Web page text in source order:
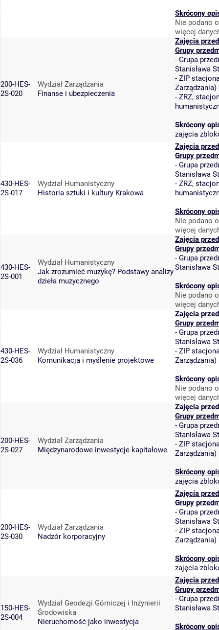
Skrócony
Nie podano
więcej
200-HES-
2S-020
Wydział Zarządzania
Finanse i ubezpieczenia
Zajęcia
Grupy
- Grupa
Stanisława
- ZIP
Zarządzania)
- ZRZ,
Skrócony
zajęcia
430-HES-
2S-017
Wydział Humanistyczny
Historia sztuki i kultury Krakowa
Zajęcia
Grupy
- Grupa
Stanisława
- ZRZ,
Skrócony
Nie podano
więcej
430-HES-
2S-001
Wydział Humanistyczny
Jak zrozumieć muzykę? Podstawy analizy
dzieła muzycznego
Zajęcia
Grupy
- Grupa
Stanisława
Skrócony
Nie podano
więcej
430-HES-
2S-036
Wydział Humanistyczny
Komunikacja i myślenie projektowe
Zajęcia
Grupy
- Grupa
Stanisława
- ZIP
Zarządzania)
Skrócony
Nie podano
więcej
200-HES-
2S-027
Wydział Zarządzania
Międzynarodowe inwestycje kapitałowe
Zajęcia
Grupy
- Grupa
Stanisława
- ZIP
Zarządzania)
Skrócony
zajęcia
200-HES-
2S-030
Wydział Zarządzania
Nadzór korporacyjny
Zajęcia
Grupy
- Grupa
Stanisława
- ZIP
Zarządzania)
Skrócony
zajęcia
150-HES-
2S-004
Wydział Geodezji Górniczej i Inżynierii
Środowiska
Nieruchomość jako inwestycja
Zajęcia
Grupy
- Grupa
Stanisława
Skrócony